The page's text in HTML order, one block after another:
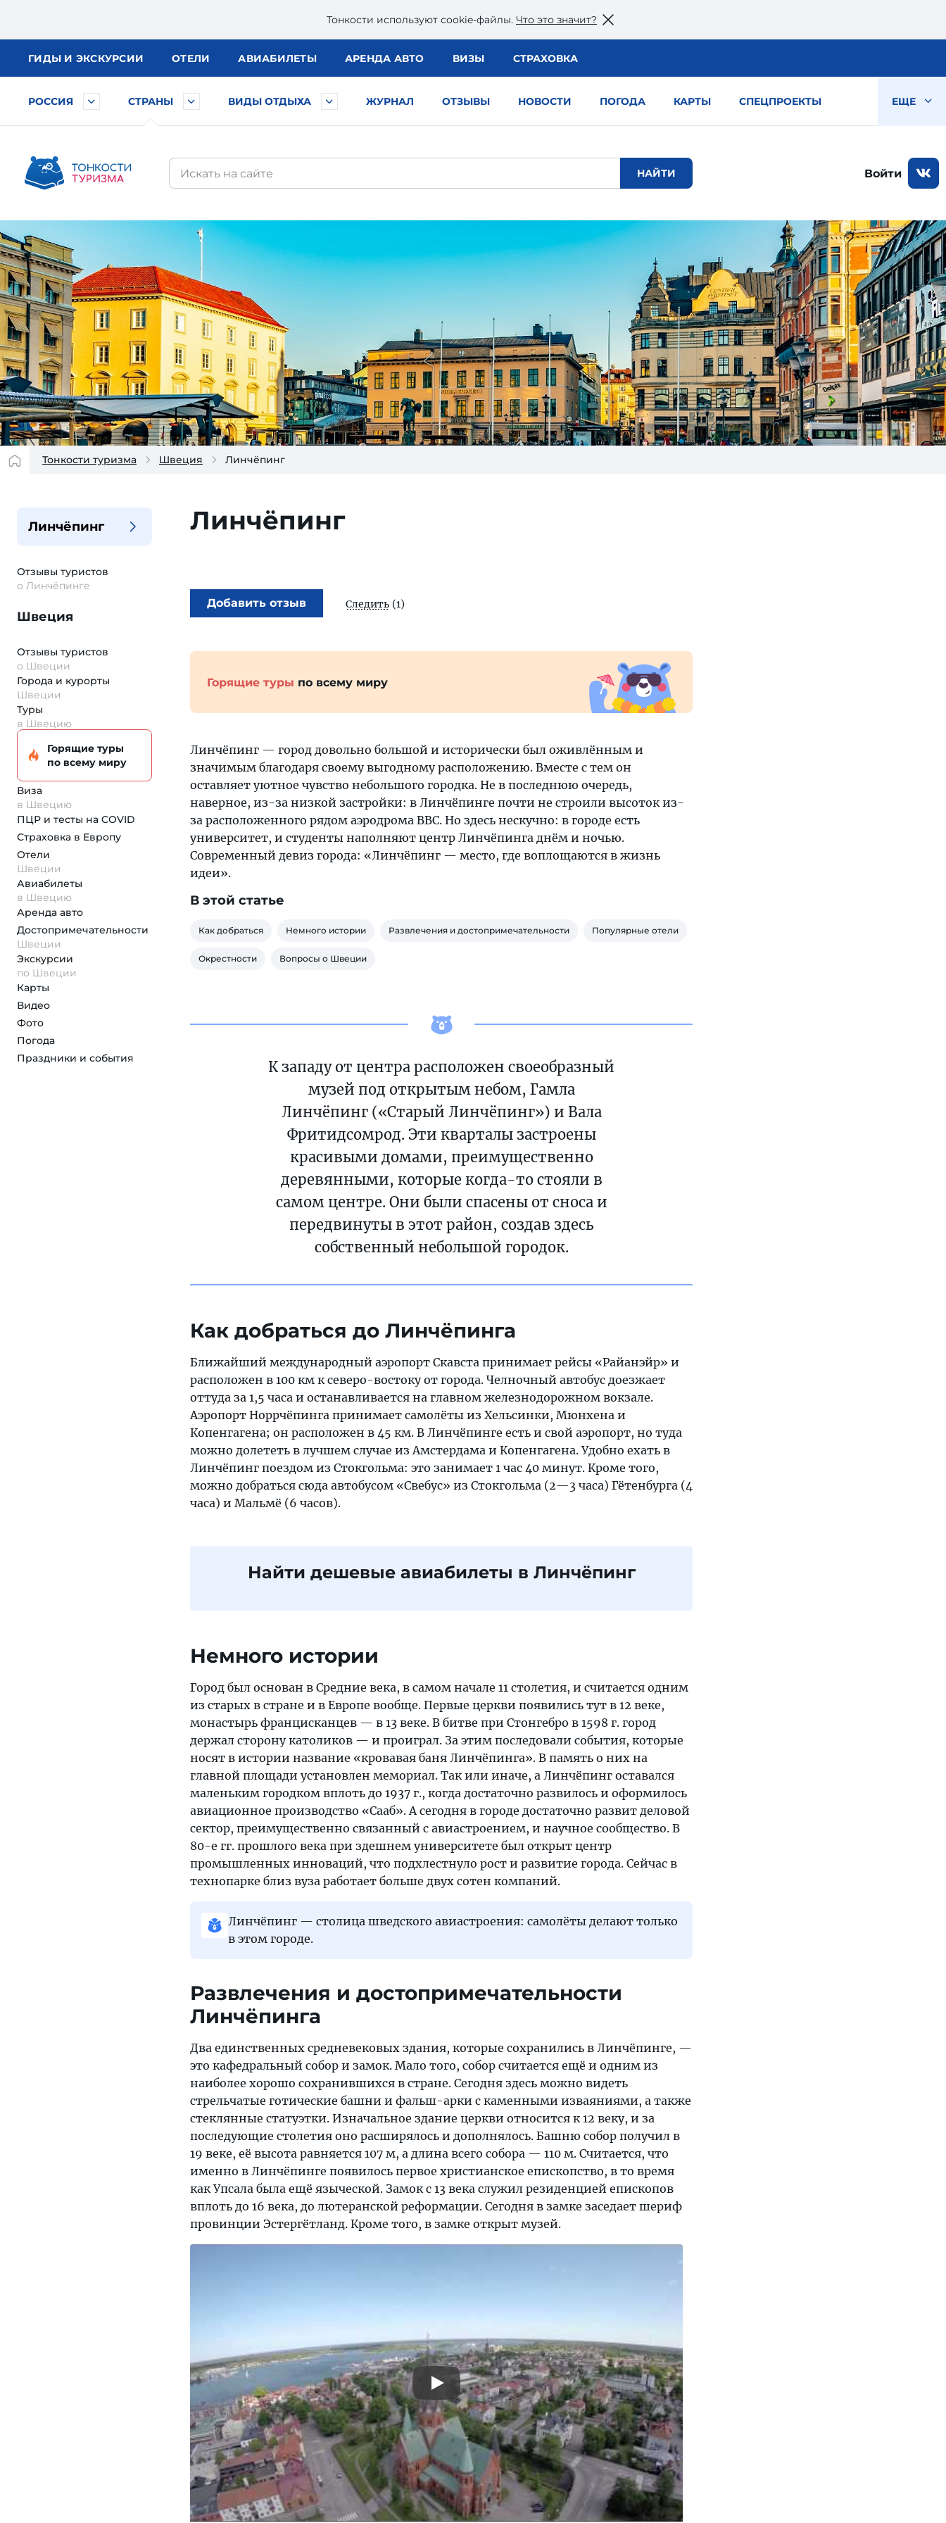
Тонкости используют сookie-файлы. Что это значит?
ГИДЫ И ЭКСКУРСИИ ОТЕЛИ АВИАБИЛЕТЫ АРЕНДА АВТО ВИЗЫ СТРАХОВКА
РОССИЯ СТРАНЫ ВИДЫ ОТДЫХА ЖУРНАЛ ОТЗЫВЫ НОВОСТИ ПОГОДА КАРТЫ СПЕЦПРОЕКТЫ ЕЩЕ
Войти
Тонкости туризма Швеция Линчёпинг
Линчёпинг
Отзывы туристов
о Линчёпинге
Швеция
Отзывы туристов
о Швеции
Города и курорты
Швеции
Туры
в Швецию
Горящие туры
по всему миру
Виза
в Швецию
ПЦР и тесты на COVID
Страховка в Европу
Отели
Швеции
Авиабилеты
в Швецию
Аренда авто
Достопримеча­тельности
Швеции
Экскурсии
по Швеции
Карты
Видео
Фото
Погода
Праздники и события
Линчёпинг
Добавить отзыв Следить (1)
Горящие туры по всему миру
Линчёпинг — город довольно большой и исторически был оживлённым и
значимым благодаря своему выгодному расположению. Вместе с тем он
оставляет уютное чувство небольшого городка. Не в последнюю очередь,
наверное, из-за низкой застройки: в Линчёпинге почти не строили высоток из-
за расположенного рядом аэродрома ВВС. Но здесь нескучно: в городе есть
университет, и студенты наполняют центр Линчёпинга днём и ночью.
Современный девиз города: «Линчёпинг — место, где воплощаются в жизнь
идеи».
В этой статье
Как добраться Немного истории Развлечения и достопримечательности Популярные отели
Окрестности Вопросы о Швеции
К западу от центра расположен своеобразный
музей под открытым небом, Гамла
Линчёпинг («Старый Линчёпинг») и Вала
Фритидсомрод. Эти кварталы застроены
красивыми домами, преимущественно
деревянными, которые когда-то стояли в
самом центре. Они были спасены от сноса и
передвинуты в этот район, создав здесь
собственный небольшой городок.
Как добраться до Линчёпинга
Ближайший международный аэропорт Скавста принимает рейсы «Райанэйр» и
расположен в 100 км к северо-востоку от города. Челночный автобус доезжает
оттуда за 1,5 часа и останавливается на главном железнодорожном вокзале.
Аэропорт Норрчёпинга принимает самолёты из Хельсинки, Мюнхена и
Копенгагена; он расположен в 45 км. В Линчёпинге есть и свой аэропорт, но туда
можно долететь в лучшем случае из Амстердама и Копенгагена. Удобно ехать в
Линчёпинг поездом из Стокгольма: это занимает 1 час 40 минут. Кроме того,
можно добраться сюда автобусом «Свебус» из Стокгольма (2—3 часа) Гётенбурга (4
часа) и Мальмё (6 часов).
Найти дешевые авиабилеты в Линчёпинг
Немного истории
Город был основан в Средние века, в самом начале 11 столетия, и считается одним
из старых в стране и в Европе вообще. Первые церкви появились тут в 12 веке,
монастырь францисканцев — в 13 веке. В битве при Стонгебро в 1598 г. город
держал сторону католиков — и проиграл. За этим последовали события, которые
носят в истории название «кровавая баня Линчёпинга». В память о них на
главной площади установлен мемориал. Так или иначе, а Линчёпинг оставался
маленьким городком вплоть до 1937 г., когда достаточно развилось и оформилось
авиационное производство «Сааб». А сегодня в городе достаточно развит деловой
сектор, преимущественно связанный с авиастроением, и научное сообщество. В
80-е гг. прошлого века при здешнем университете был открыт центр
промышленных инноваций, что подхлестнуло рост и развитие города. Сейчас в
технопарке близ вуза работает больше двух сотен компаний.
Линчёпинг — столица шведского авиастроения: самолёты делают только
в этом городе.
Развлечения и достопримечательности
Линчёпинга
Два единственных средневековых здания, которые сохранились в Линчёпинге, —
это кафедральный собор и замок. Мало того, собор считается ещё и одним из
наиболее хорошо сохранившихся в стране. Сегодня здесь можно видеть
стрельчатые готические башни и фальш-арки с каменными изваяниями, а также
стеклянные статуэтки. Изначальное здание церкви относится к 12 веку, и за
последующие столетия оно расширялось и дополнялось. Башню собор получил в
19 веке, её высота равняется 107 м, а длина всего собора — 110 м. Считается, что
именно в Линчёпинге появилось первое христианское епископство, в то время
как Упсала была ещё языческой. Замок с 13 века служил резиденцией епископов
вплоть до 16 века, до лютеранской реформации. Сегодня в замке заседает шериф
провинции Эстергётланд. Кроме того, в замке открыт музей.